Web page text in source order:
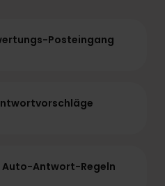
Posteingang
Antwort-Regeln